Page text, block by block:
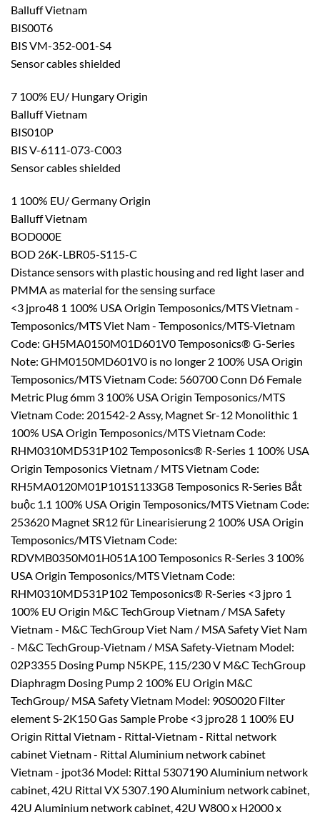
Balluff Vietnam
BIS00T6
BIS VM-352-001-S4
Sensor cables shielded
7 100% EU/ Hungary Origin
Balluff Vietnam
BIS010P
BIS V-6111-073-C003
Sensor cables shielded
1 100% EU/ Germany Origin
Balluff Vietnam
BOD000E
BOD 26K-LBR05-S115-C
Distance sensors with plastic housing and red light laser and
PMMA as material for the sensing surface
<3 jpro48 1 100% USA Origin Temposonics/MTS Vietnam -
Temposonics/MTS Viet Nam - Temposonics/MTS-Vietnam
Code: GH5MA0150M01D601V0 Temposonics® G-Series
Note: GHM0150MD601V0 is no longer 2 100% USA Origin
Temposonics/MTS Vietnam Code: 560700 Conn D6 Female
Metric Plug 6mm 3 100% USA Origin Temposonics/MTS
Vietnam Code: 201542-2 Assy, Magnet Sr-12 Monolithic 1
100% USA Origin Temposonics/MTS Vietnam Code:
RHM0310MD531P102 Temposonics® R-Series 1 100% USA
Origin Temposonics Vietnam / MTS Vietnam Code:
RH5MA0120M01P101S1133G8 Temposonics R-Series Bắt
buộc 1.1 100% USA Origin Temposonics/MTS Vietnam Code:
253620 Magnet SR12 für Linearisierung 2 100% USA Origin
Temposonics/MTS Vietnam Code:
RDVMB0350M01H051A100 Temposonics R-Series 3 100%
USA Origin Temposonics/MTS Vietnam Code:
RHM0310MD531P102 Temposonics® R-Series <3 jpro 1
100% EU Origin M&C TechGroup Vietnam / MSA Safety
Vietnam - M&C TechGroup Viet Nam / MSA Safety Viet Nam
- M&C TechGroup-Vietnam / MSA Safety-Vietnam Model:
02P3355 Dosing Pump N5KPE, 115/230 V M&C TechGroup
Diaphragm Dosing Pump 2 100% EU Origin M&C
TechGroup/ MSA Safety Vietnam Model: 90S0020 Filter
element S-2K150 Gas Sample Probe <3 jpro28 1 100% EU
Origin Rittal Vietnam - Rittal-Vietnam - Rittal network
cabinet Vietnam - Rittal Aluminium network cabinet
Vietnam - jpot36 Model: Rittal 5307190 Aluminium network
cabinet, 42U Rittal VX 5307.190 Aluminium network cabinet,
42U Aluminium network cabinet, 42U W800 x H2000 x